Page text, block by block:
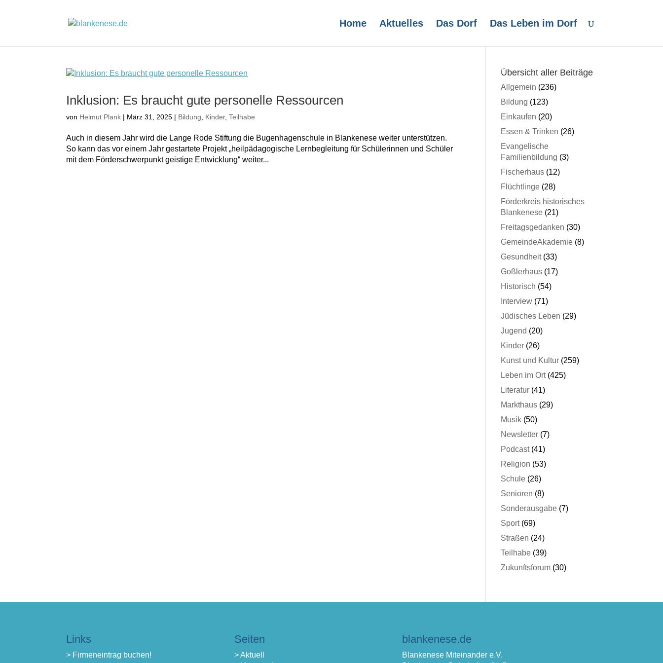
Home Aktuelles Das Dorf Das Leben im Dorf
Inklusion: Es braucht gute personelle Ressourcen
von Helmut Plank | März 31, 2025 | Bildung Kinder,Teilhabe
Auch in diesem Jahr wird die Lange Rode Stiftung die Bugenhagenschule in Blankenese weiter unterstützen.
So kann das vor einem Jahr gestartete Projekt „heilpädagogische Lernbegleitung für Schülerinnen und Schüler
mit dem Förderschwerpunkt geistige Entwicklung“ weiter...
Übersicht aller Beiträge
Allgemein (236)
Bildung (123)
Einkaufen (20)
Essen & Trinken (26)
Evangelische
Familienbildung (3)
Fischerhaus (12)
Flüchtlinge (28)
Förderkreis historisches
Blankenese (21)
Freitagsgedanken (30)
GemeindeAkademie (8)
Gesundheit(33)
Goßlerhaus (17)
Historisch (54)
Interview (71)
Jüdisches Leben (29)
Jugend (20)
Kinder (26)
Kunst und Kultur (259)
Leben im Ort(425)
Literatur (41)
Markthaus (29)
Musik (50)
Newsletter (7)
Podcast(41)
Religion (53)
Schule (26)
Senioren (8)
Sonderausgabe (7)
Sport(69)
Straßen (24)
Teilhabe (39)
Zukunftsforum (30)
Links
> Firmeneintrag buchen!
Seiten
> Aktuell
blankenese.de
Blankenese Miteinander e.V.